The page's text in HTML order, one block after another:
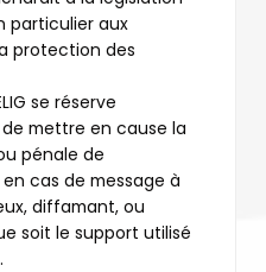
particulier aux
protection des
se réserve
mettre en cause la
pénale de
cas de message à
diffamant, ou
soit le support utilisé